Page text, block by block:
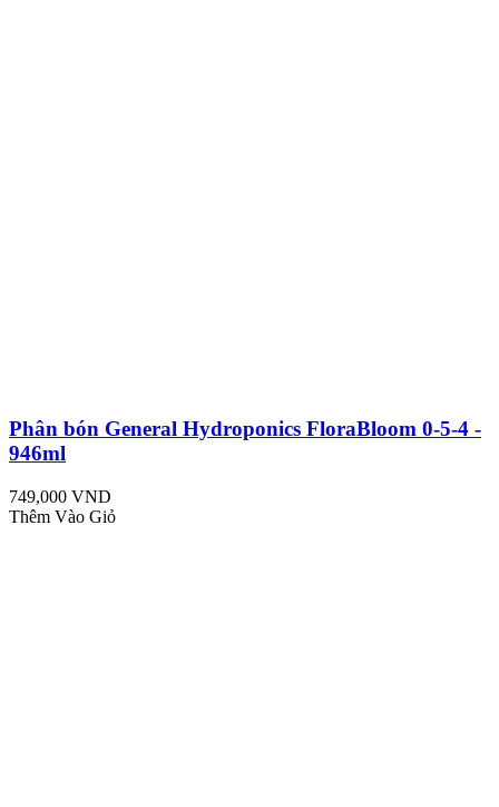
Phân bón General Hydroponics FloraBloom 0-5-4 -
946ml
749,000 VND
Thêm Vào Giỏ